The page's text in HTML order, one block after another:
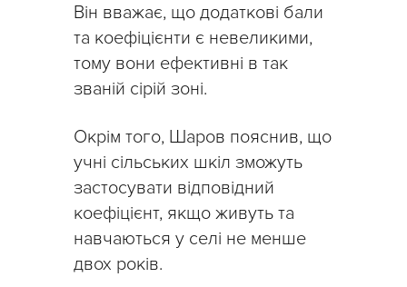
Він вважає, що додаткові бали
та коефіцієнти є невеликими,
тому вони ефективні в так
званій сірій зоні.
Окрім того, Шаров пояснив, що
учні сільських шкіл зможуть
застосувати відповідний
коефіцієнт, якщо живуть та
навчаються у селі не менше
двох років.